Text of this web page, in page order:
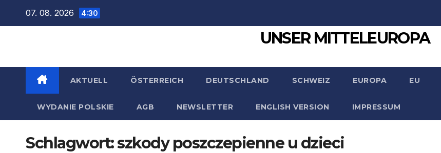
07. 08. 2026 4:30
UNSER MITTELEUROPA
AKTUELL ÖSTERREICH DEUTSCHLAND SCHWEIZ EUROPA EU
WYDANIE POLSKIE AGB NEWSLETTER ENGLISH VERSION IMPRESSUM
Schlagwort:szkody poszczepienne u dzieci